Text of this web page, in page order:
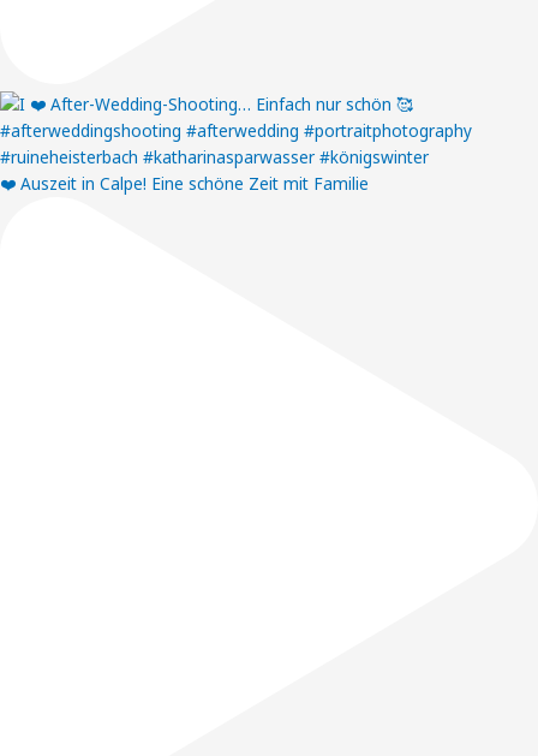
❤️ Auszeit in Calpe! Eine schöne Zeit mit Familie